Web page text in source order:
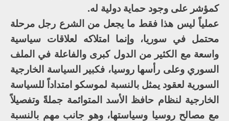
كمؤشر على وجود حماية دولية له.
عملياً ليس هذا فقط ما يجعل من الشرع رجل مرحلة
محتمل في سوريا، وإنما امتلاكه لعلاقات سياسية
واسعة مع الكثير من الدول كبرى والفاعلة في الملف
السوري وعلى رأسها روسيا، فكبير السياسة الخارجية
السورية لعقود يمثل بالنسبة لموسكو امتداداً للسياسة
الخارجية لنظام حافظ الأسد المتوائمة جملةً وتفصيلاً
مع مصالح روسيا وسياستها، وهو جانب مهم بالنسبة